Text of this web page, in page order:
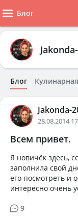
Блог
Блог
Jakonda-
28.08.2014
Всем привет.
Я новичёк здесь,
заполнила свой
его посмотреть и
интересно очень
9